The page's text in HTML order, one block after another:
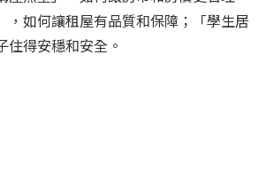
，如何讓租屋有品質和保障；「學生居
住得安穩和安全。